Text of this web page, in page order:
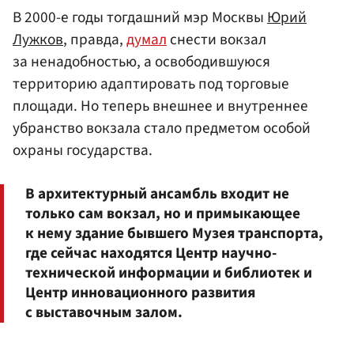
В 2000-е годы тогдашний мэр МосквыЮрий
Лужков, правда,думалснести вокзал
за ненадобностью, а освободившуюся
территорию адаптировать под торговые
площади. Но теперь внешнее и внутреннее
убранство вокзала стало предметом особой
охраны государства.
В архитектурный ансамбль входит не
только сам вокзал, но и примыкающее
к нему здание бывшего Музея транспорта,
где сейчас находятся Центр научно-
технической информации и библиотек и
Центр инновационного развития
с выставочным залом.